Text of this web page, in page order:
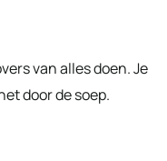
van alles doen. Je
door de soep.